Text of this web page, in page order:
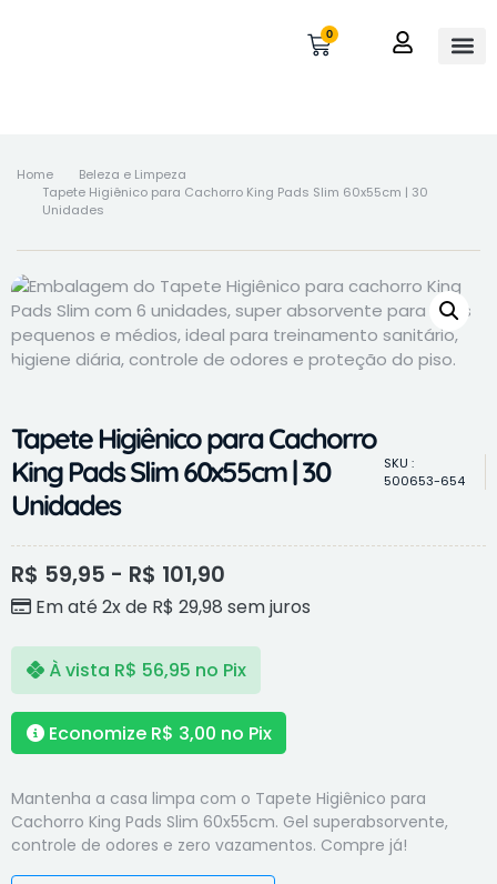
0
Home
Beleza e Limpeza
Tapete Higiênico para Cachorro King Pads Slim 60x55cm | 30
Unidades
Tapete Higiênico para Cachorro
King Pads Slim 60x55cm | 30
Unidades
SKU :
500653-654
R$ 59,95 - R$ 101,90
Em até 2x de R$ 29,98 sem juros
À vista R$ 56,95 no Pix
Economize R$ 3,00 no Pix
Mantenha a casa limpa com o Tapete Higiênico para
Cachorro King Pads Slim 60x55cm. Gel superabsorvente,
controle de odores e zero vazamentos. Compre já!